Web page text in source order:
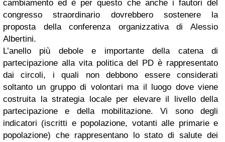
cambiamento ed è per questo che anche i fautori del
congresso straordinario dovrebbero sostenere la
proposta della conferenza organizzativa di Alessio
Albertini.
L’anello più debole e importante della catena di
partecipazione alla vita politica del PD è rappresentato
dai circoli, i quali non debbono essere considerati
soltanto un gruppo di volontari ma il luogo dove viene
costruita la strategia locale per elevare il livello della
partecipazione e della mobilitazione. Vi sono degli
indicatori (iscritti e popolazione, votanti alle primarie e
popolazione) che rappresentano lo stato di salute dei